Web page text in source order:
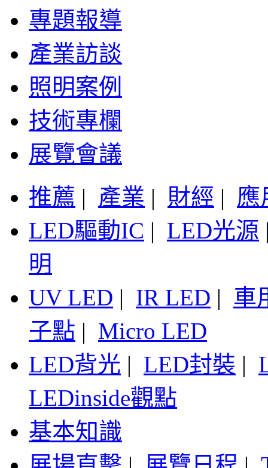
專題報導
產業訪談
照明案例
技術專欄
展覽會議
推薦 | 產業 | 財經 | 應
LED驅動IC | LED光源
明
UV LED | IR LED | 車
子點 | Micro LED
LED背光 | LED封裝 |
LEDinside觀點
基本知識